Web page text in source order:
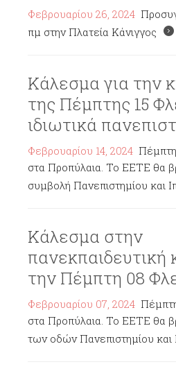
Φεβρουαρίου 26, 2024
πμ στην Πλατεία Κάνιγγος
Κάλεσμα για την
της Πέμπτης 15
ιδιωτικά
Φεβρουαρίου 14, 2024
στα Προπύλαια. Το ΕΕΤΕ θα
συμβολή Πανεπιστημίου και
Κάλεσμα στην
πανεκπαιδευτική
την Πέμπτη 08
Φεβρουαρίου 07, 2024
στα Προπύλαια. Το ΕΕΤΕ θα
των οδών Πανεπιστημίου και